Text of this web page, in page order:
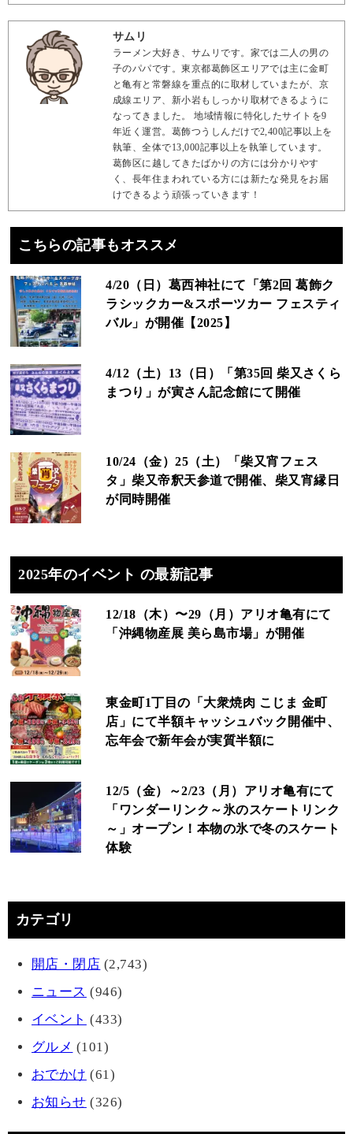
サムリ
ラーメン大好き、サムリです。家では二人の男の
子のパパです。東京都葛飾区エリアでは主に金町
と亀有と常磐線を重点的に取材していまたが、京
成線エリア、新小岩もしっかり取材できるように
なってきました。 地域情報に特化したサイトを9
年近く運営。葛飾つうしんだけで2,400記事以上を
執筆、全体で13,000記事以上を執筆しています。
葛飾区に越してきたばかりの方には分かりやす
く、長年住まわれている方には新たな発見をお届
けできるよう頑張っていきます！
こちらの記事もオススメ
4/20（日）葛西神社にて「第2回 葛飾ク
ラシックカー&スポーツカー フェスティ
バル」が開催【2025】
4/12（土）13（日）「第35回 柴又さくら
まつり」が寅さん記念館にて開催
10/24（金）25（土）「柴又宵フェス
タ」柴又帝釈天参道で開催、柴又宵縁日
が同時開催
2025年のイベント の最新記事
12/18（木）〜29（月）アリオ亀有にて
「沖縄物産展 美ら島市場」が開催
東金町1丁目の「大衆焼肉 こじま 金町
店」にて半額キャッシュバック開催中、
忘年会で新年会が実質半額に
12/5（金）～2/23（月）アリオ亀有にて
「ワンダーリンク～氷のスケートリンク
～」オープン！本物の氷で冬のスケート
体験
カテゴリ
開店・閉店 (2,743)
ニュース (946)
イベント (433)
グルメ (101)
おでかけ (61)
お知らせ (326)